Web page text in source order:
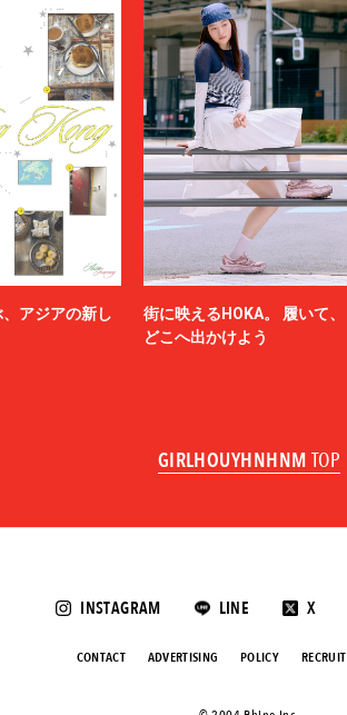
アジアの新し
街に映えるHOKA。 履いて、
どこへ出かけよう
GIRLHOUYHNHNM TOP
INSTAGRAM LINE X
CONTACT ADVERTISING POLICY RECRUIT